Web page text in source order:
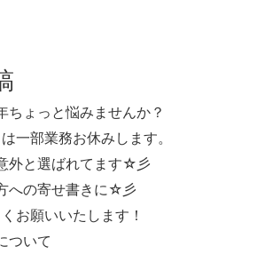
ちょっと悩みませんか？
一部業務お休みします。
外と選ばれてます☆彡
への寄せ書きに☆彡
お願いいたします！
ついて